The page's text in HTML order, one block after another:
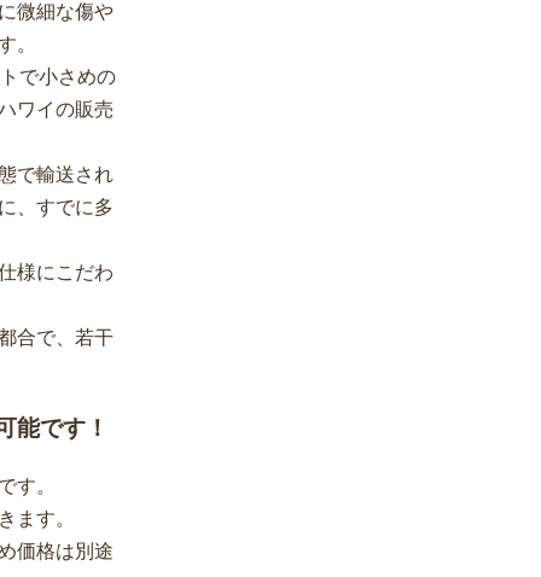
微細な傷や
。
で小さめの
ワイの販売
で輸送され
、すでに多
様にこだわ
合で、若干
能です！
す。
ます。
価格は別途